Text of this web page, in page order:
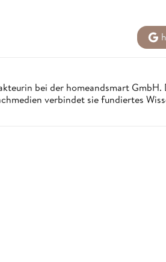
bei der homeandsmart
verbindet sie fundiertes